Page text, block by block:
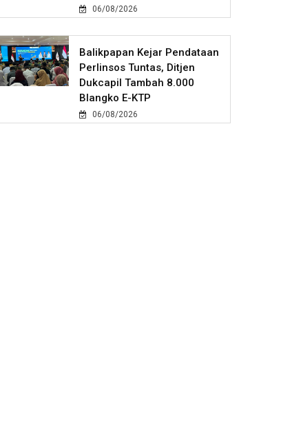
06/08/2026
Balikpapan Kejar Pendataan
Perlinsos Tuntas, Ditjen
Dukcapil Tambah 8.000
Blangko E-KTP
06/08/2026